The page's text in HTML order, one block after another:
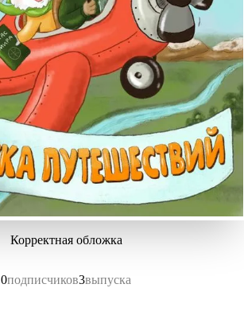
Корректная обложка
0подписчиков3выпуска